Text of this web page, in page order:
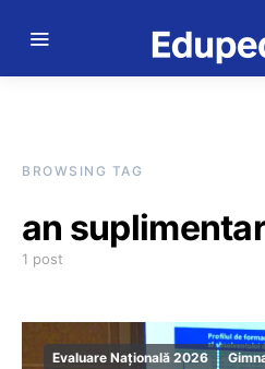
BROWSING TAG
an
1 post
Evaluare Națională 2026